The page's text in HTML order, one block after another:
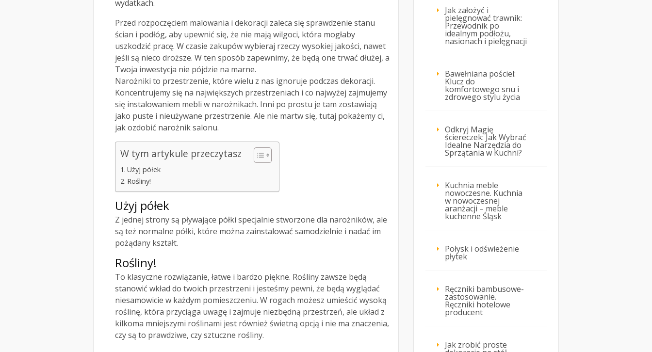
wydatkach.
Przed rozpoczęciem malowania i dekoracji zaleca się sprawdzenie stanu
ścian i podłóg, aby upewnić się, że nie mają wilgoci, która mogłaby
uszkodzić pracę. W czasie zakupów wybieraj rzeczy wysokiej jakości, nawet
jeśli są nieco droższe. W ten sposób zapewnimy, że będą one trwać dłużej, a
Twoja inwestycja nie pójdzie na marne.
Narożniki to przestrzenie, które wielu z nas ignoruje podczas dekoracji.
Koncentrujemy się na największych przestrzeniach i co najwyżej zajmujemy
się instalowaniem mebli w narożnikach. Inni po prostu je tam zostawiają
jako puste i nieużywane przestrzenie. Ale nie martw się, tutaj pokażemy ci,
jak ozdobić narożnik salonu.
W tym artykule przeczytasz
Użyj półek
Rośliny!
Użyj półek
Z jednej strony są pływające półki specjalnie stworzone dla narożników, ale
są też normalne półki, które można zainstalować samodzielnie i nadać im
pożądany kształt.
Rośliny!
To klasyczne rozwiązanie, łatwe i bardzo piękne. Rośliny zawsze będą
stanowić wkład do twoich przestrzeni i jesteśmy pewni, że będą wyglądać
niesamowicie w każdym pomieszczeniu. W rogach możesz umieścić wysoką
roślinę, która przyciąga uwagę i zajmuje niezbędną przestrzeń, ale układ z
kilkoma mniejszymi roślinami jest również świetną opcją i nie ma znaczenia,
czy są to prawdziwe, czy sztuczne rośliny.
Jak założyć i
pielęgnować trawnik:
Przewodnik po
idealnym podłożu,
nasionach i pielęgnacji
Bawełniana pościel:
Klucz do
komfortowego snu i
zdrowego stylu życia
Odkryj Magię
ściereczek: Jak Wybrać
Idealne Narzędzia do
Sprzątania w Kuchni?
Kuchnia meble
nowoczesne. Kuchnia
w nowoczesnej
aranżacji – meble
kuchenne Śląsk
Połysk i odświeżenie
płytek
Ręczniki bambusowe-
zastosowanie.
Ręczniki hotelowe
producent
Jak zrobić proste